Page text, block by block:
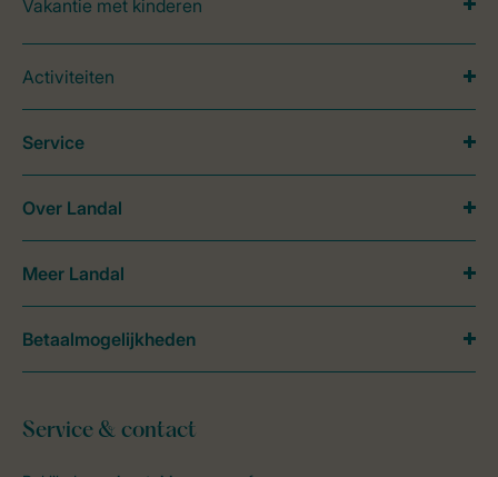
Vakantie met kinderen
Activiteiten
Service & contact
Service
Over Landal
Meer Landal
Betaalmogelijkheden